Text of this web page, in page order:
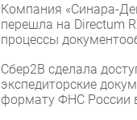
Компания «Синара-
перешла на Directum
процессы
Сбер2B сделала
экспедиторские
формату ФНС России